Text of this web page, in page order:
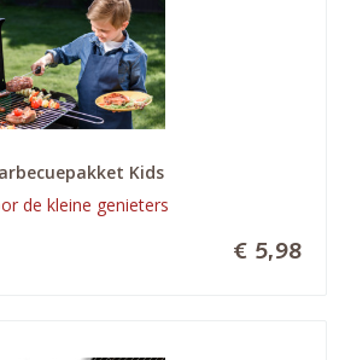
Kids
de kleine genieters
€ 5,98